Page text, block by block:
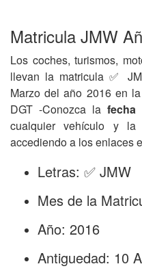
Matricula JMW
Los coches, turismos,
llevan la matricula ✅
Marzo del año 2016 en
DGT -Conozca lafecha
cualquier vehículo y la
accediendo a los enlaces
Letras: ✅ JMW
Mes de la
Año: 2016
Antiguedad: 10